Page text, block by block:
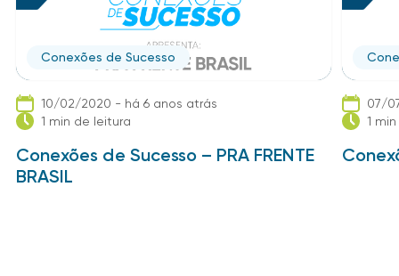
Conexões de Sucesso
10/02/2020 - há 6 anos atrás
1 min de leitura
Conexões de Sucesso – PRA FRENTE
BRASIL
07/
1